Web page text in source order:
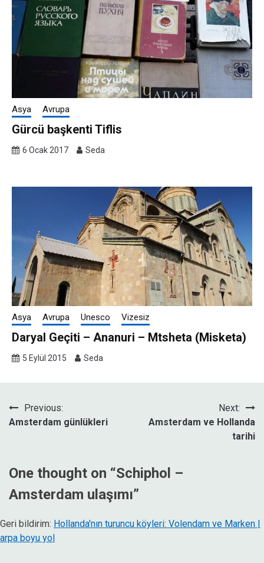
Asya Avrupa
Gürcü başkenti Tiflis
6 Ocak 2017 Seda
Asya Avrupa Unesco Vizesiz
Daryal Geçiti – Ananuri – Mtsheta (Misketa)
5 Eylül 2015 Seda
Yazı
gezinmesi
Previous:
Amsterdam günlükleri
Next:
Amsterdam ve Hollanda
tarihi
One thought on “Schiphol –
Amsterdam ulaşımı”
Geri bildirim: Hollanda'nın turuncu köyleri: Volendam ve Marken |
arpa boyu yol